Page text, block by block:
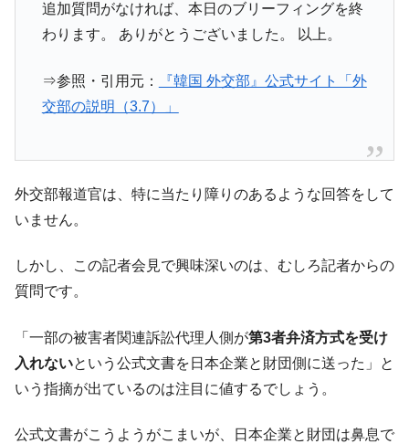
追加質問がなければ、本日のブリーフィングを終
わります。 ありがとうございました。 以上。
⇒参照・引用元：
『韓国 外交部』公式サイト「外
交部の説明（3.7）」
外交部報道官は、特に当たり障りのあるような回答をして
いません。
しかし、この記者会見で興味深いのは、むしろ記者からの
質問です。
「一部の被害者関連訴訟代理人側が第3者弁済方式を受け
入れないという公式文書を日本企業と財団側に送った」と
いう指摘が出ているのは注目に値するでしょう。
公式文書がこうようがこまいが、日本企業と財団は鼻息で